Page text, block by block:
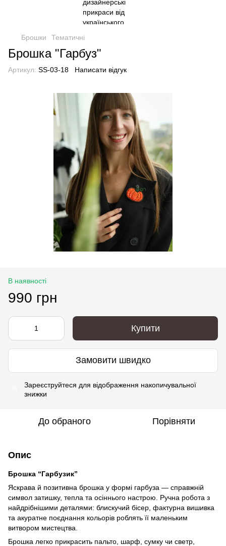
Брошки Тематичні
Брошка "Гарбуз"
Артикул: SS-03-18 Написати відгук
В наявності
990 грн
Купити
Замовити швидко
Зареєструйтеся для відображення накопичувальної
знижки
До обраного Порівняти
Опис
Брошка “Гарбузик”
Яскрава й позитивна брошка у формі гарбуза — справжній
символ затишку, тепла та осіннього настрою. Ручна робота з
найдрібнішими деталями: блискучий бісер, фактурна вишивка
та акуратне поєднання кольорів роблять її маленьким
витвором мистецтва.
Брошка легко прикрасить пальто, шарф, сумку чи светр,